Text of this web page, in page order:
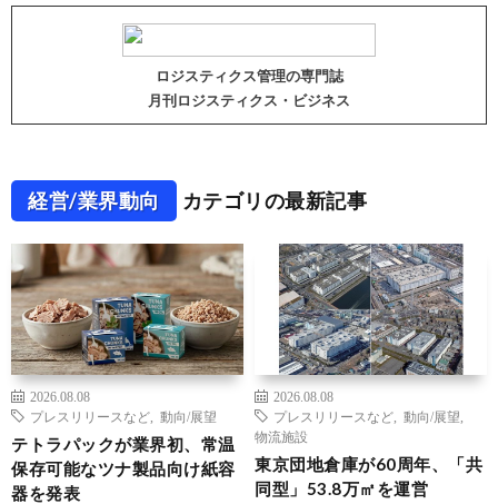
ロジスティクス管理の専門誌
月刊ロジスティクス・ビジネス
経営/業界動向 カテゴリの最新記事
2026.08.08
プレスリリースなど
動向/展望
テトラパックが業界初、常温
保存可能なツナ製品向け紙容
器を発表
2026.08.08
プレスリリースなど
動向/展望
物流施設
東京団地倉庫が60周年、「共
同型」53.8万㎡を運営